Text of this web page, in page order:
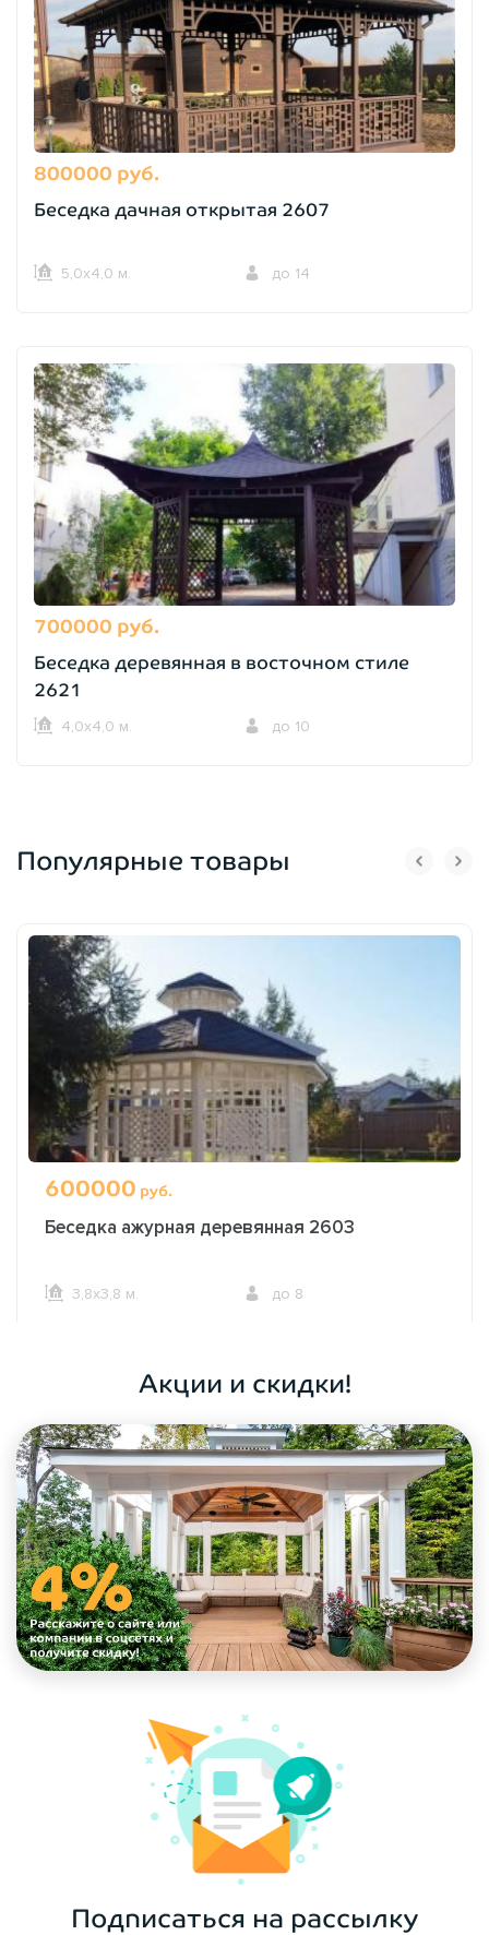
800000 руб.
Беседка дачная открытая 2607
5,0х4,0 м. до 14
700000 руб.
Беседка деревянная в восточном стиле
2621
4,0х4,0 м. до 10
Популярные товары
600000 руб.
Беседка ажурная деревянная 2603
3,8х3,8 м. до 8
Акции и скидки!
Подписаться на рассылку